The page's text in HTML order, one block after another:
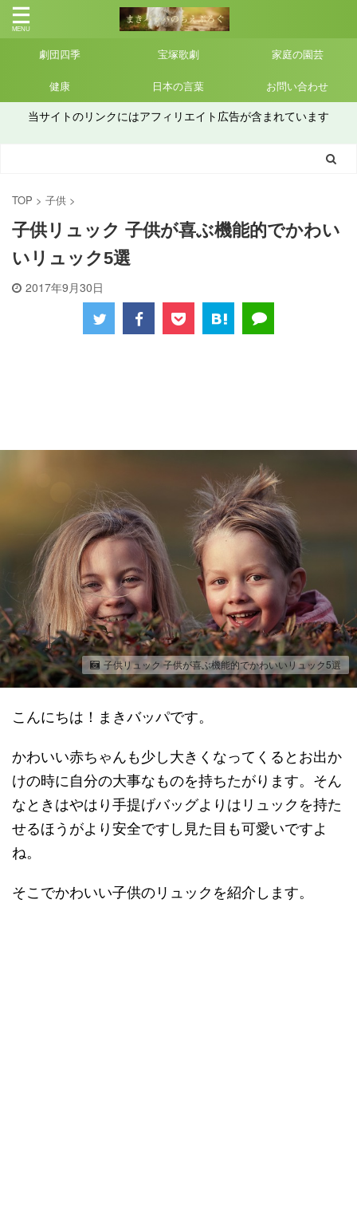
劇団四季 宝塚歌劇 家庭の園芸
健康 日本の言葉 お問い合わせ
当サイトのリンクにはアフィリエイト広告が含まれています
TOP > 子供 >
子供リュック 子供が喜ぶ機能的でかわい
いリュック5選
2017年9月30日
子供リュック 子供が喜ぶ機能的でかわいいリュック5選
こんにちは！まきバッパです。
かわいい赤ちゃんも少し大きくなってくるとお出か
けの時に自分の大事なものを持ちたがります。そん
なときはやはり手提げバッグよりはリュックを持た
せるほうがより安全ですし見た目も可愛いですよ
ね。
そこでかわいい子供のリュックを紹介します。